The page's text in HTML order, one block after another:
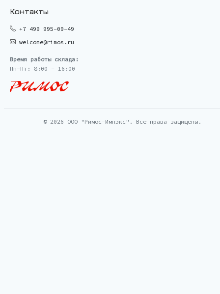
Контакты
+7 499 995-09-49
welcome@rimos.ru
Время работы склада:
Пн-Пт: 8:00 - 16:00
© 2026 ООО "Римос-Импэкс". Все права защищены.